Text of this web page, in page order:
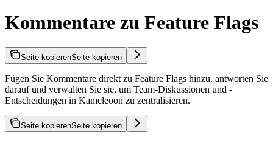
Kommentare zu Feature Flags
Seite kopierenSeite kopieren
Fügen Sie Kommentare direkt zu Feature Flags hinzu, antworten Sie
darauf und verwalten Sie sie, um Team-Diskussionen und -
Entscheidungen in Kameleoon zu zentralisieren.
Seite kopierenSeite kopieren